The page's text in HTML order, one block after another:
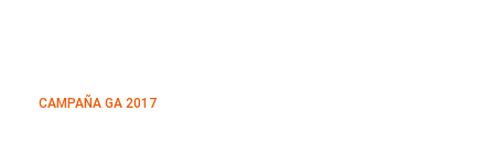
CAMPAÑA GA 2017